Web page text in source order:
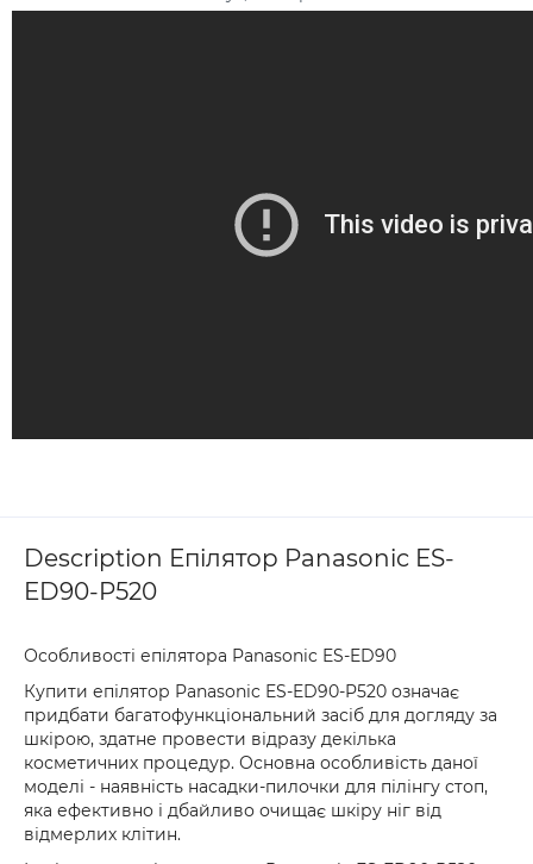
Description Епілятор Panasonic ES-
ED90-P520
Особливості епілятора Panasonic ES-ED90
Купити епілятор Panasonic ES-ED90-P520 означає
придбати багатофункціональний засіб для догляду за
шкірою, здатне провести відразу декілька
косметичних процедур. Основна особливість даної
моделі - наявність насадки-пилочки для пілінгу стоп,
яка ефективно і дбайливо очищає шкіру ніг від
відмерлих клітин.